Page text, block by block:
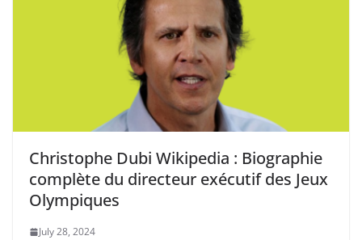
Christophe Dubi Wikipedia : Biographie
complète du directeur exécutif des Jeux
Olympiques
July 28, 2024